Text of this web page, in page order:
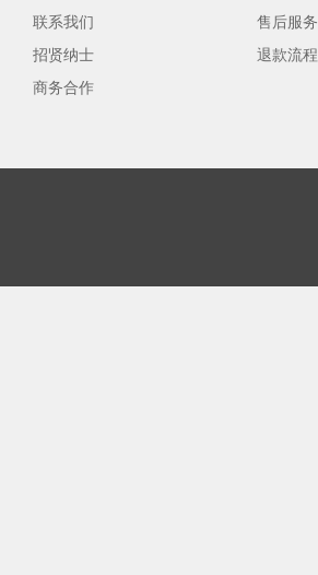
联系我们
招贤纳士
商务合作
售后服务
退款流程